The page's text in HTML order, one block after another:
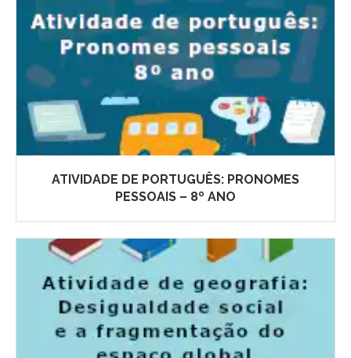
ATIVIDADE DE PORTUGUÊS: PRONOMES
PESSOAIS – 8º ANO